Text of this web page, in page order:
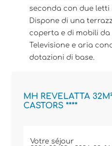
seconda con due letti
Dispone di una
coperta e di mobili da
Televisione e aria
dotazioni di base.
MH REVELATTA
CASTORS ****
Votre séjour